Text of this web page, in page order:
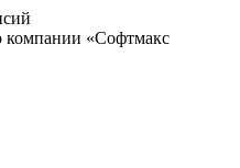
компании «Софтмакс